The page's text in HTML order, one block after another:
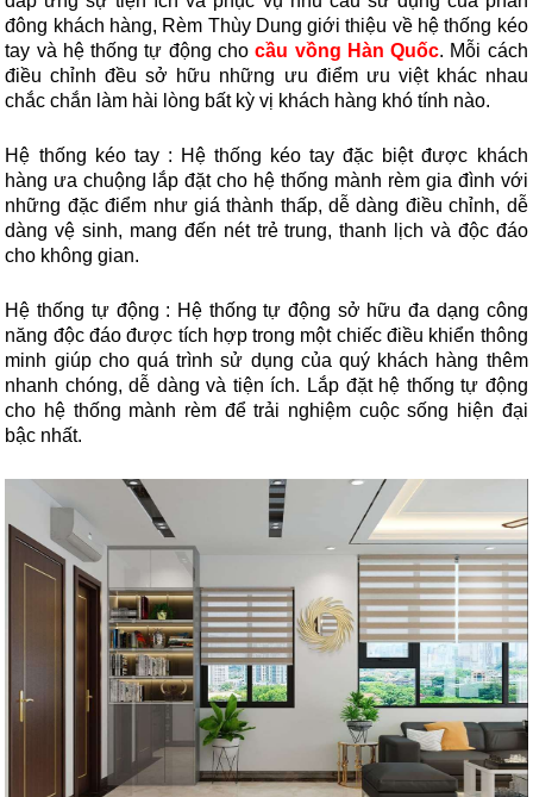
đông khách hàng, Rèm Thùy Dung giới thiệu về hệ thống kéo
tay và hệ thống tự động chocầu vồng Hàn Quốc. Mỗi cách
điều chỉnh đều sở hữu những ưu điểm ưu việt khác nhau
chắc chắn làm hài lòng bất kỳ vị khách hàng khó tính nào.
Hệ thống kéo tay : Hệ thống kéo tay đặc biệt được khách
hàng ưa chuộng lắp đặt cho hệ thống mành rèm gia đình với
những đặc điểm như giá thành thấp, dễ dàng điều chỉnh, dễ
dàng vệ sinh, mang đến nét trẻ trung, thanh lịch và độc đáo
cho không gian.
Hệ thống tự động : Hệ thống tự động sở hữu đa dạng công
năng độc đáo được tích hợp trong một chiếc điều khiển thông
minh giúp cho quá trình sử dụng của quý khách hàng thêm
nhanh chóng, dễ dàng và tiện ích. Lắp đặt hệ thống tự động
cho hệ thống mành rèm để trải nghiệm cuộc sống hiện đại
bậc nhất.